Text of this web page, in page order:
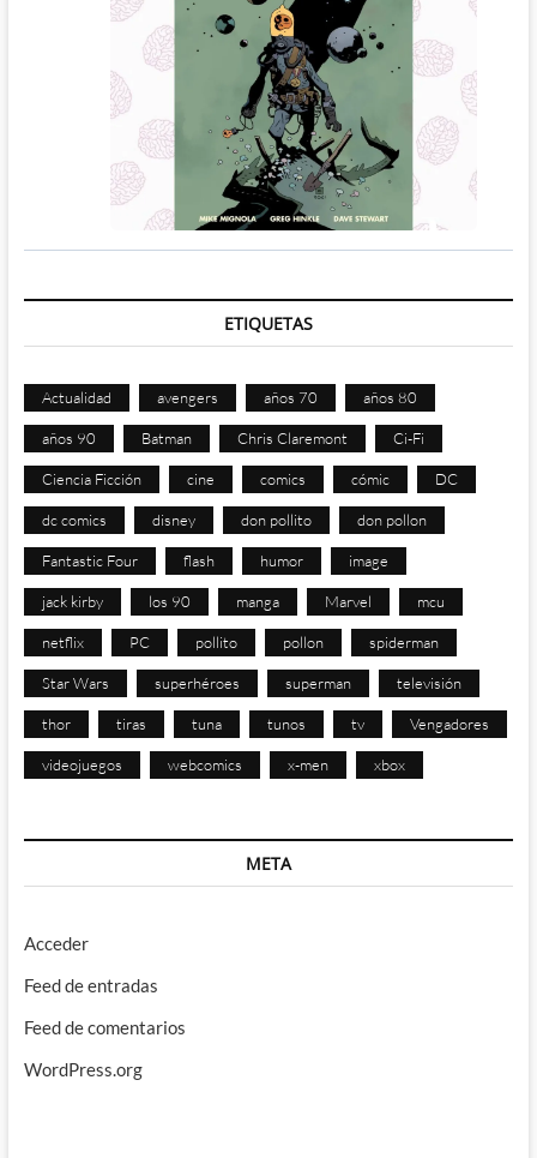
ETIQUETAS
Actualidad avengers años 70 años 80
años 90 Batman Chris Claremont Ci-Fi
Ciencia Ficción cine comics cómic DC
dc comics disney don pollito don pollon
Fantastic Four flash humor image
jack kirby los 90 manga Marvel mcu
netflix PC pollito pollon spiderman
Star Wars superhéroes superman televisión
thor tiras tuna tunos tv Vengadores
videojuegos webcomics x-men xbox
META
Acceder
Feed de entradas
Feed de comentarios
WordPress.org